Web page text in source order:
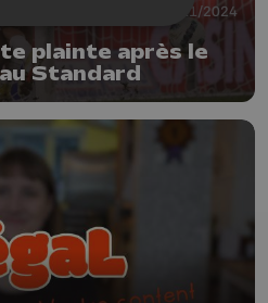
05/11/2024
plainte après le
Standard